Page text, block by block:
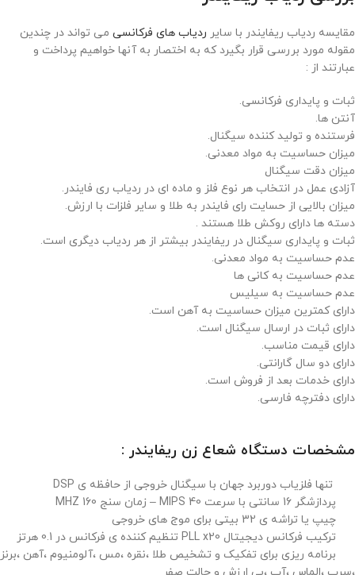
مقایسه ردیاب ریفایندر با سایر ردیاب های فرکانسی می تواند در چندین
مقوله مورد بررسی قرار بگیرد که به اختصار به آنها خواهیم پرداخت و
عبارتند از :
ثبات و پایداری فرکانسی.
آنتن ها.
فرستنده و تولید کننده سیگنال.
میزان حساسیت به مواد معدنی.
میزان دقت سیگنال
آزادی عمل در انتخاب هر نوع فلز و ماده ای در ردیاب ری فایندر.
میزان بالایی از حسایت رای فایندر به طلا و سایر فلزات با ارزش.
دسته ها دارای روکش طلا هستند .
ثبات و پایداری سیگنال در ریفایندر بیشتر از هر ردیاب دیگری است.
عدم حساسیت به مواد معدنی.
عدم حساسیت به کانی ها
عدم حساسیت به سیلیس
دارای کمترین میزان حساسیت به آهن است.
دارای ثبات در ارسال سیگنال است.
دارای قیمت مناسب.
دارای دو سال گارانتی.
دارای خدمات بعد از فروش است.
دارای دفترچه فارسی.
مشخصات دستگاه شعاع زن ریفایندر :
تنها فلزیاب دوربرد جهان با سیگنال خروجی از حافظه ی DSP
پردازشگر 16 سانتی با سرعت 40 MIPS – زمان سنج 160 MHZ
چیپ یا تراشه ی 32 بیتی برای موج های خروجی
ترکیب فرکانس دیجیتال PLL x20 تنظیم کننده ی فرکانس در 0.1 هرتز
برنامه ریزی برای تفکیک و تشخیص طلا ،نقره ،مس ،آلومنیوم ،آهن ،برنز